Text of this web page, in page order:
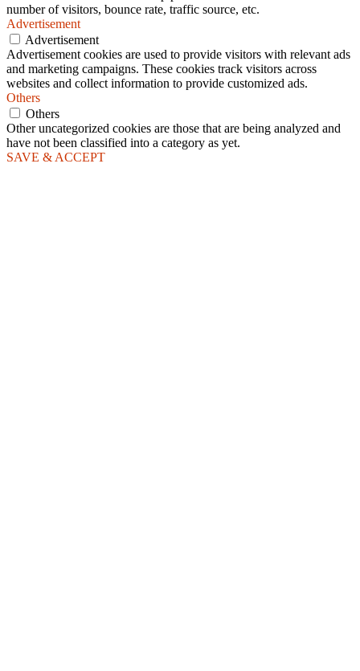
number of visitors, bounce rate, traffic source, etc.
Advertisement
Advertisement
Advertisement cookies are used to provide visitors with relevant ads
and marketing campaigns. These cookies track visitors across
websites and collect information to provide customized ads.
Others
Others
Other uncategorized cookies are those that are being analyzed and
have not been classified into a category as yet.
SAVE & ACCEPT